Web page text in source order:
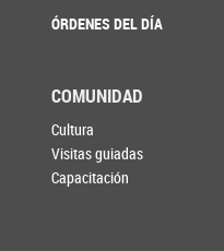
ÓRDENES DEL DÍA
COMUNIDAD
Cultura
Visitas guiadas
Capacitación